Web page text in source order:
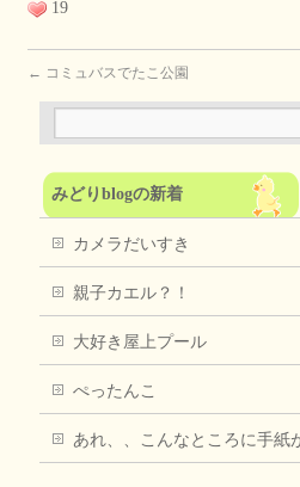
19
← コミュバスでたこ公園
みどりblogの新着
カメラだいすき
親子カエル？！
大好き屋上プール
ぺったんこ
あれ、、こんなところに手紙